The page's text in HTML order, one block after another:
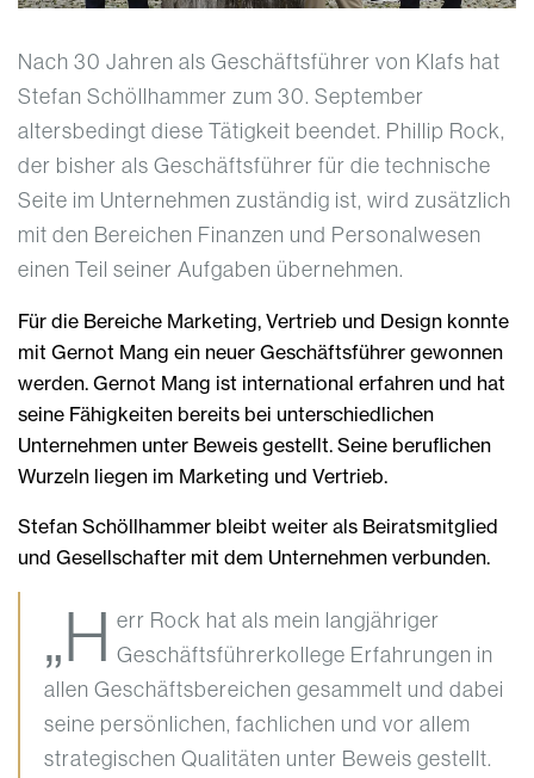
Nach 30 Jahren als Geschäftsführer von Klafs hat
Stefan Schöllhammer zum 30. September
altersbedingt diese Tätigkeit beendet. Phillip Rock,
der bisher als Geschäftsführer für die technische
Seite im Unternehmen zuständig ist, wird zusätzlich
mit den Bereichen Finanzen und Personalwesen
einen Teil seiner Aufgaben übernehmen.
Für die Bereiche Marketing, Vertrieb und Design konnte
mit Gernot Mang ein neuer Geschäftsführer gewonnen
werden. Gernot Mang ist international erfahren und hat
seine Fähigkeiten bereits bei unterschiedlichen
Unternehmen unter Beweis gestellt. Seine beruflichen
Wurzeln liegen im Marketing und Vertrieb.
Stefan Schöllhammer bleibt weiter als Beiratsmitglied
und Gesellschafter mit dem Unternehmen verbunden.
„H err Rock hat als mein langjähriger
Geschäftsführerkollege Erfahrungen in
allen Geschäftsbereichen gesammelt und dabei
seine persönlichen, fachlichen und vor allem
strategischen Qualitäten unter Beweis gestellt.